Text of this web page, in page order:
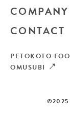
COMPANY
CONTACT
PETOKOTO
OMUSUBI
©2025